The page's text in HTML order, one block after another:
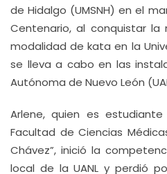
de Hidalgo (UMSNH) en el
Centenario, al conquistar
modalidad de kata en la
se lleva a cabo en las
Autónoma de Nuevo León
Arlene, quien es
Facultad de Ciencias
Chávez”, inició la
local de la UANL y perdió